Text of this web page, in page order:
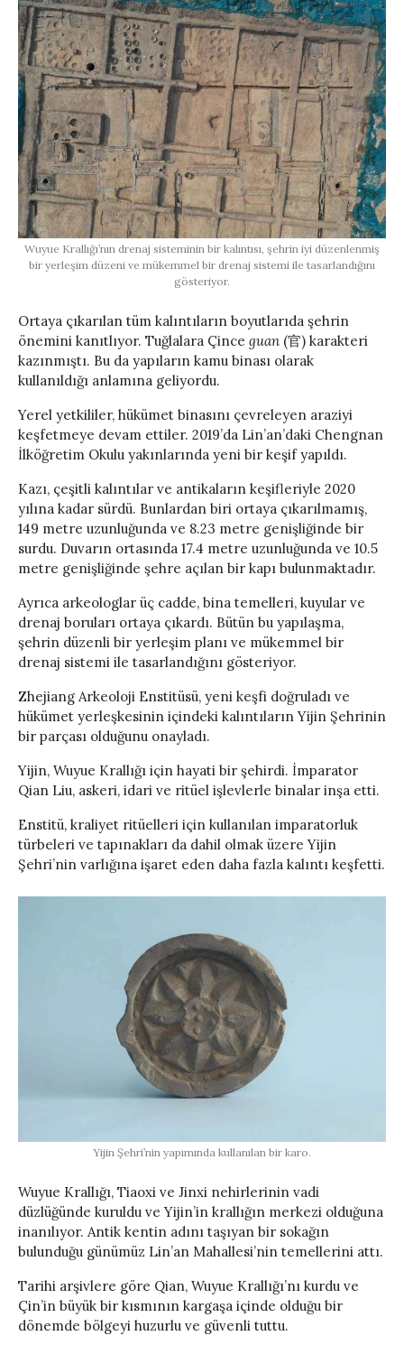
Wuyue Krallığı’nın drenaj sisteminin bir kalıntısı, şehrin iyi düzenlenmiş
bir yerleşim düzeni ve mükemmel bir drenaj sistemi ile tasarlandığını
gösteriyor.
Ortaya çıkarılan tüm kalıntıların boyutlarıda şehrin
önemini kanıtlıyor. Tuğlalara Çince guan (官) karakteri
kazınmıştı. Bu da yapıların kamu binası olarak
kullanıldığı anlamına geliyordu.
Yerel yetkililer, hükümet binasını çevreleyen araziyi
keşfetmeye devam ettiler. 2019’da Lin’an’daki Chengnan
İlköğretim Okulu yakınlarında yeni bir keşif yapıldı.
Kazı, çeşitli kalıntılar ve antikaların keşifleriyle 2020
yılına kadar sürdü. Bunlardan biri ortaya çıkarılmamış,
149 metre uzunluğunda ve 8.23 ​​metre genişliğinde bir
surdu. Duvarın ortasında 17.4 metre uzunluğunda ve 10.5
metre genişliğinde şehre açılan bir kapı bulunmaktadır.
Ayrıca arkeologlar üç cadde, bina temelleri, kuyular ve
drenaj boruları ortaya çıkardı. Bütün bu yapılaşma,
şehrin düzenli bir yerleşim planı ve mükemmel bir
drenaj sistemi ile tasarlandığını gösteriyor.
Zhejiang Arkeoloji Enstitüsü, yeni keşfi doğruladı ve
hükümet yerleşkesinin içindeki kalıntıların Yijin Şehrinin
bir parçası olduğunu onayladı.
Yijin, Wuyue Krallığı için hayati bir şehirdi. İmparator
Qian Liu, askeri, idari ve ritüel işlevlerle binalar inşa etti.
Enstitü, kraliyet ritüelleri için kullanılan imparatorluk
türbeleri ve tapınakları da dahil olmak üzere Yijin
Şehri’nin varlığına işaret eden daha fazla kalıntı keşfetti.
Yijin Şehri’nin yapımında kullanılan bir karo.
Wuyue Krallığı, Tiaoxi ve Jinxi nehirlerinin vadi
düzlüğünde kuruldu ve Yijin’in krallığın merkezi olduğuna
inanılıyor. Antik kentin adını taşıyan bir sokağın
bulunduğu günümüz Lin’an Mahallesi’nin temellerini attı.
Tarihi arşivlere göre Qian, Wuyue Krallığı’nı kurdu ve
Çin’in büyük bir kısmının kargaşa içinde olduğu bir
dönemde bölgeyi huzurlu ve güvenli tuttu.